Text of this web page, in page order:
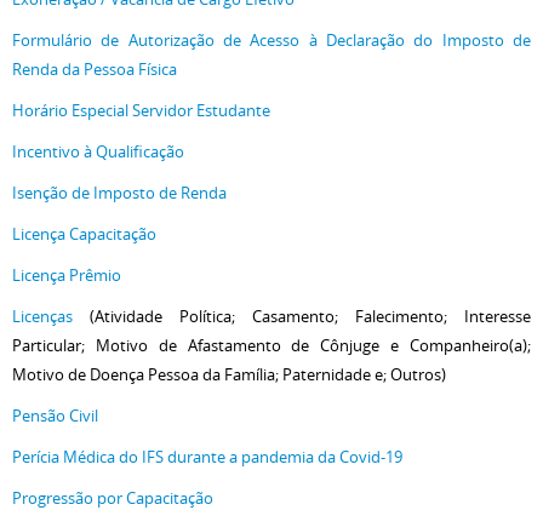
Formulário de Autorização de Acesso à Declaração do Imposto de
Renda da Pessoa Física
Horário Especial Servidor Estudante
Incentivo à Qualificação
Isenção de Imposto de Renda
Licença Capacitação
Licença Prêmio
Licenças (Atividade Política; Casamento; Falecimento; Interesse
Particular; Motivo de Afastamento de Cônjuge e Companheiro(a);
Motivo de Doença Pessoa da Família; Paternidade e; Outros)
Pensão Civil
Perícia Médica do IFS durante a pandemia da Covid-19
Progressão por Capacitação